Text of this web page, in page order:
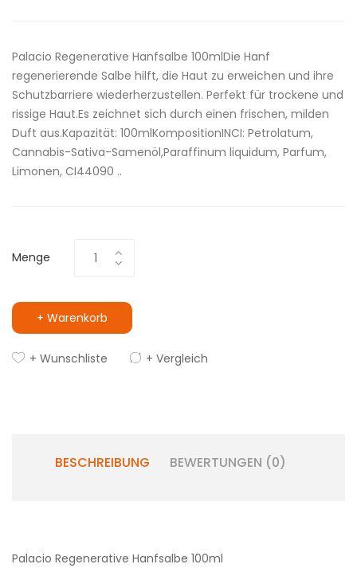
Palacio Regenerative Hanfsalbe 100mlDie Hanf
regenerierende Salbe hilft, die Haut zu erweichen und ihre
Schutzbarriere wiederherzustellen. Perfekt für trockene und
rissige Haut.Es zeichnet sich durch einen frischen, milden
Duft aus.Kapazität: 100mlKompositionINCI: Petrolatum,
Cannabis-Sativa-Samenöl,Paraffinum liquidum, Parfum,
Limonen, CI44090 ..
Menge
+ Warenkorb
+ Wunschliste + Vergleich
BESCHREIBUNG BEWERTUNGEN (0)
Palacio Regenerative Hanfsalbe 100ml